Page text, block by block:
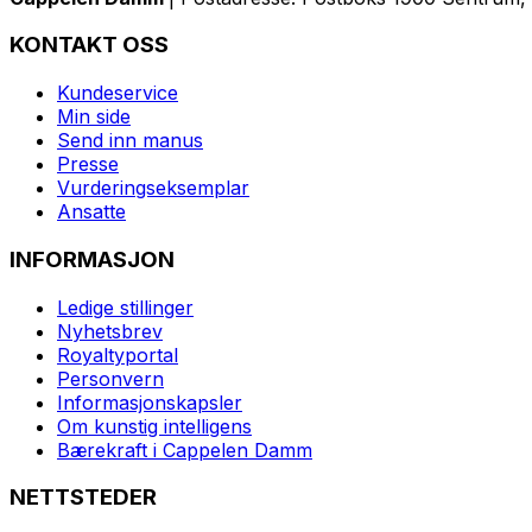
KONTAKT OSS
Kundeservice
Min side
Send inn manus
Presse
Vurderingseksemplar
Ansatte
INFORMASJON
Ledige stillinger
Nyhetsbrev
Royaltyportal
Personvern
Informasjonskapsler
Om kunstig intelligens
Bærekraft i Cappelen Damm
NETTSTEDER